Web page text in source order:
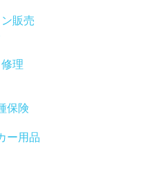
販売
理
保険
ー用品